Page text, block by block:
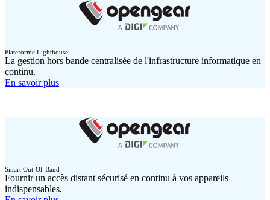
Plateforme Lighthouse
La gestion hors bande centralisée de l'infrastructure informatique en
continu.
En savoir plus
Smart Out-Of-Band
Fournir un accès distant sécurisé en continu à vos appareils
indispensables.